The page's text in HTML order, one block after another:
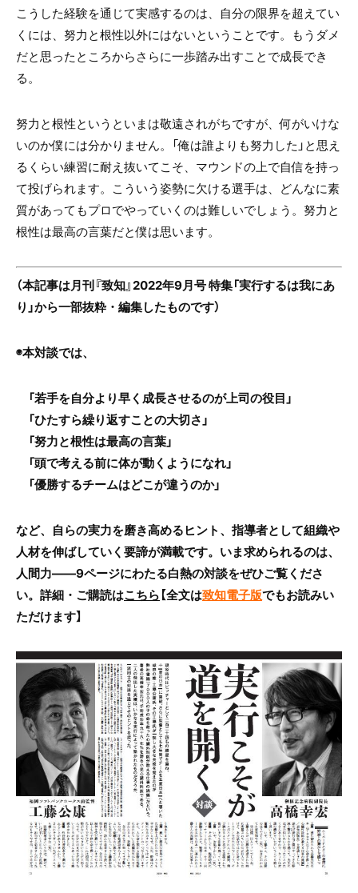
こうした経験を通じて実感するのは、自分の限界を超えてい
くには、努力と根性以外にはないということです。もうダメ
だと思ったところからさらに一歩踏み出すことで成長でき
る。
努力と根性というといまは敬遠されがちですが、何がいけな
いのか僕には分かりません。「俺は誰よりも努力した」と思え
るくらい練習に耐え抜いてこそ、マウンドの上で自信を持っ
て投げられます。こういう姿勢に欠ける選手は、どんなに素
質があってもプロでやっていくのは難しいでしょう。努力と
根性は最高の言葉だと僕は思います。
（本記事は月刊『致知』2022年9月号 特集「実行するは我にあ
り」から一部抜粋・編集したものです）
◉本対談では、
「若手を自分より早く成長させるのが上司の役目」
「ひたすら繰り返すことの大切さ」
「努力と根性は最高の言葉」
「頭で考える前に体が動くようになれ」
「優勝するチームはどこが違うのか」
など、自らの実力を磨き高めるヒント、指導者として組織や
人材を伸ばしていく要諦が満載です。いま求められるのは、
人間力――9ページにわたる白熱の対談をぜひご覧くださ
い。詳細・ご購読はこちら【全文は致知電子版でもお読みい
ただけます】